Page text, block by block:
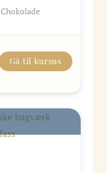
Chokolade
Gå til kursus